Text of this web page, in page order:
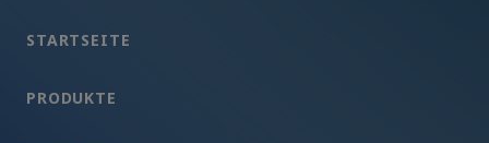
STARTSEITE
PRODUKTE